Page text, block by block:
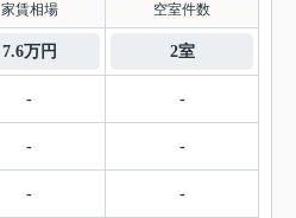
家賃相場 空室件数
7.6万円 2室
- -
- -
- -